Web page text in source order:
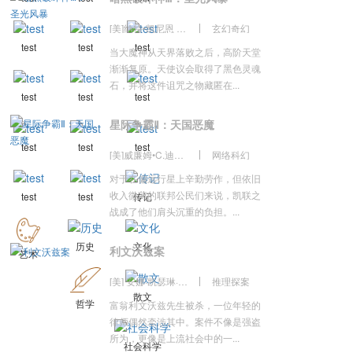
test test test
test test test
test test test
test test 传记
艺术
历史 文化
哲学
散文
社会科学
玄幻奇幻
当大魔神从天界落败之后，高阶天堂
渐渐复原。天使议会取得了黑色灵魂
石，并将这件诅咒之物藏匿在...
星际争霸Ⅱ：天国恶魔
网络科幻
对于在偏远行星上辛勤劳作，但依旧
收入微薄的联邦公民们来说，凯联之
战成了他们肩头沉重的负担。...
利文沃兹案
推理探案
富翁利文沃兹先生被杀，一位年轻的
律师偶然牵涉其中。案件不像是强盗
所为，更像是上流社会中的一...